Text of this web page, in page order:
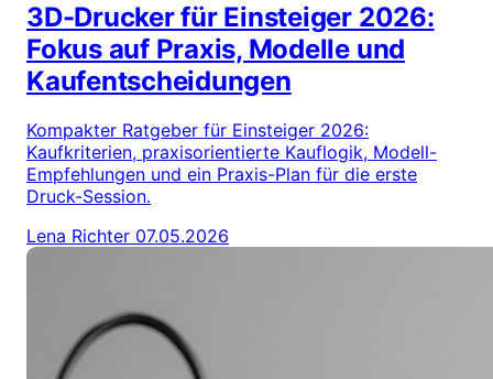
3D-Drucker für Einsteiger 2026:
Fokus auf Praxis, Modelle und
Kaufentscheidungen
Kompakter Ratgeber für Einsteiger 2026:
Kaufkriterien, praxisorientierte Kauflogik, Modell-
Empfehlungen und ein Praxis-Plan für die erste
Druck-Session.
Lena Richter 07.05.2026